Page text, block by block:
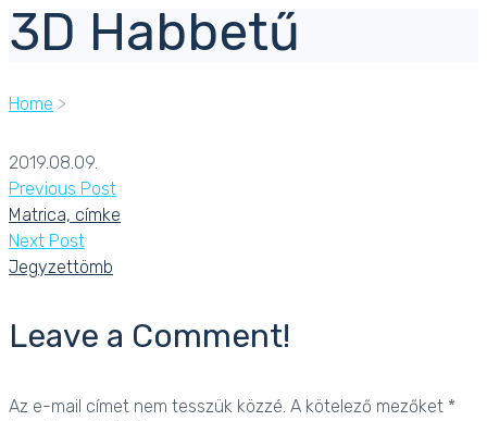
3D Habbetű
Home >
2019.08.09.
Previous Post
Matrica, címke
Next Post
Jegyzettömb
Leave a Comment!
Az e-mail címet nem tesszük közzé. A kötelező mezőket *